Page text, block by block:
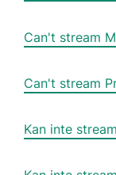
Can't stream
Can't stream
Kan inte